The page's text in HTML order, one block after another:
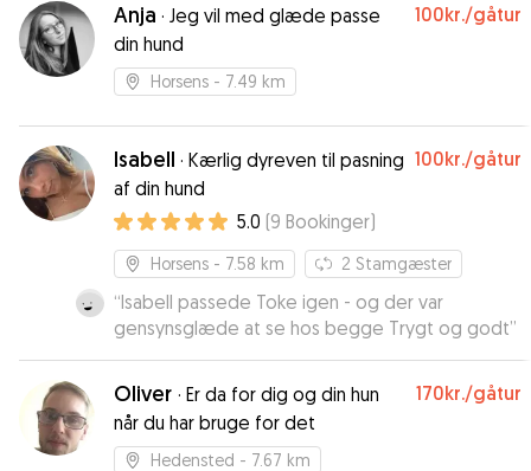
Anja · Jeg vil med glæde passe
din hund
100kr./gåtur
Horsens - 7.49 km
Isabell · Kærlig dyreven til pasning
af din hund
100kr./gåtur
5.0 (9 Bookinger)
Horsens - 7.58 km 2 Stamgæster
“Isabell passede Toke igen - og der var
gensynsglæde at se hos begge Trygt og godt”
Oliver · Er da for dig og din hun
når du har bruge for det
170kr./gåtur
Hedensted - 7.67 km